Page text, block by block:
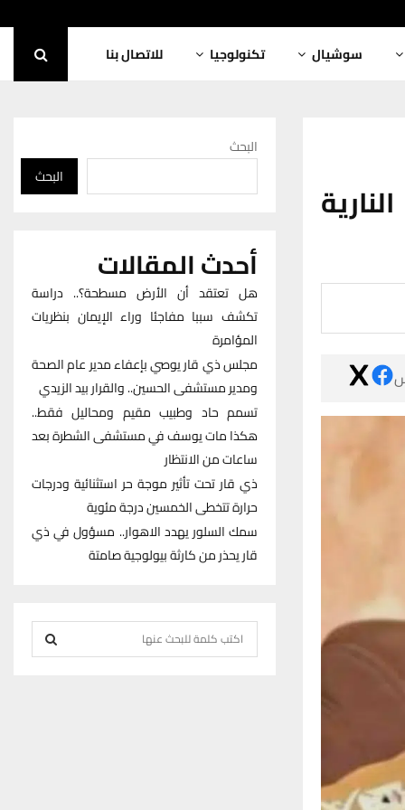
سوشيال تكنولوجيا للاتصال بنا
البحث
البحث
أحدث المقالات
هل تعتقد أن الأرض مسطحة؟.. دراسة
تكشف سببا مفاجئا وراء الإيمان بنظريات
المؤامرة
مجلس ذي قار يوصي بإعفاء مدير عام الصحة
ومدير مستشفى الحسين.. والقرار بيد الزيدي
تسمم حاد وطبيب مقيم ومحاليل فقط..
هكذا مات يوسف في مستشفى الشطرة بعد
ساعات من الانتظار
ذي قار تحت تأثير موجة حر استثنائية ودرجات
حرارة تتخطى الخمسين درجة مئوية
سمك السلور يهدد الاهوار.. مسؤول في ذي
قار يحذر من كارثة بيولوجية صامتة
e